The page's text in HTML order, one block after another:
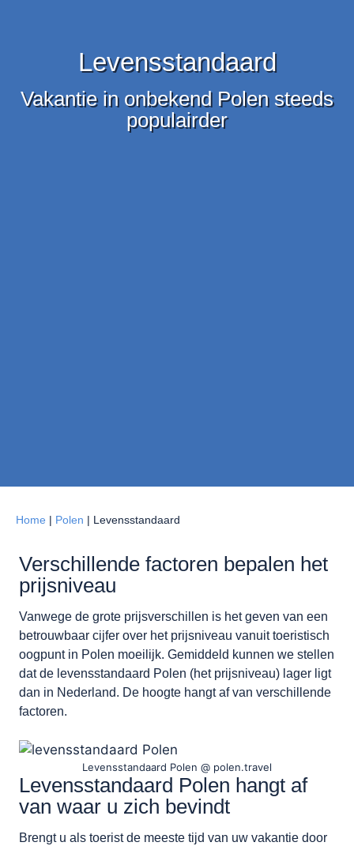
Levensstandaard
Vakantie in onbekend Polen steeds
populairder
Home | Polen | Levensstandaard
Verschillende factoren bepalen het
prijsniveau
Vanwege de grote prijsverschillen is het geven van een
betrouwbaar cijfer over het prijsniveau vanuit toeristisch
oogpunt in Polen moeilijk. Gemiddeld kunnen we stellen
dat de levensstandaard Polen (het prijsniveau) lager ligt
dan in Nederland. De hoogte hangt af van verschillende
factoren.
Levensstandaard Polen @ polen.travel
Levensstandaard Polen hangt af
van waar u zich bevindt
Brengt u als toerist de meeste tijd van uw vakantie door